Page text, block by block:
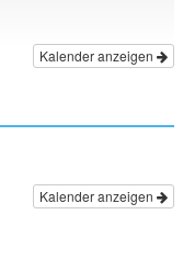
Kalender anzeigen
Kalender anzeigen